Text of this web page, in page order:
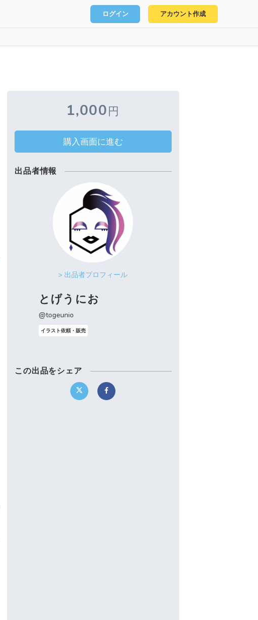
ログイン アカウント作成
1,000円
購入画面に進む
出品者情報
> 出品者プロフィール
とげうにお
@togeunio
イラスト依頼・販売
この出品をシェア